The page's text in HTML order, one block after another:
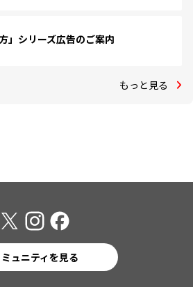
」シリーズ広告のご案内
もっと見る
ュニティを見る